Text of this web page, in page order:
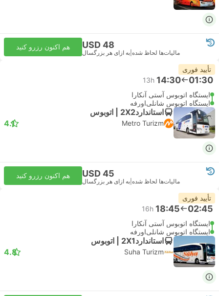
USD 48
مالیات‌ها لحاظ شده به ازای هر بزرگسال
هم اکنون رزرو کنید
تأیید فوری
01:30
14:30
13h
ایستگاه اتوبوس آستی آنکارا
ایستگاه اتوبوس شانلی‌اورفه
استاندارد2X2 | اتوبوس
Metro Turizm
4.1
USD 45
مالیات‌ها لحاظ شده به ازای هر بزرگسال
هم اکنون رزرو کنید
تأیید فوری
02:45
18:45
16h
ایستگاه اتوبوس آستی آنکارا
ایستگاه اتوبوس شانلی‌اورفه
استاندارد2X1 | اتوبوس
Suha Turizm
4.8